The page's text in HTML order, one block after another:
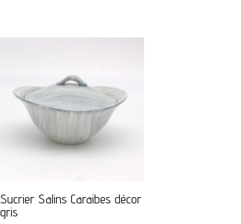
Sucrier Salins Caraibes décor
gris